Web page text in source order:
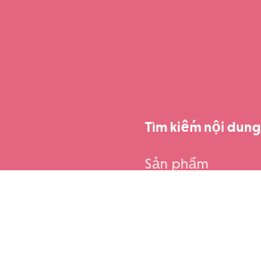
Tìm kiếm nội dung
Sản phẩm